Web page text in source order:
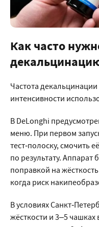
Как часто
Частота
интенсивности
В DeLonghi
меню. При первом
тест‑полоску, смочить
по результату. Аппарат
поправкой на
когда риск
В условиях
жёсткости и 3–5